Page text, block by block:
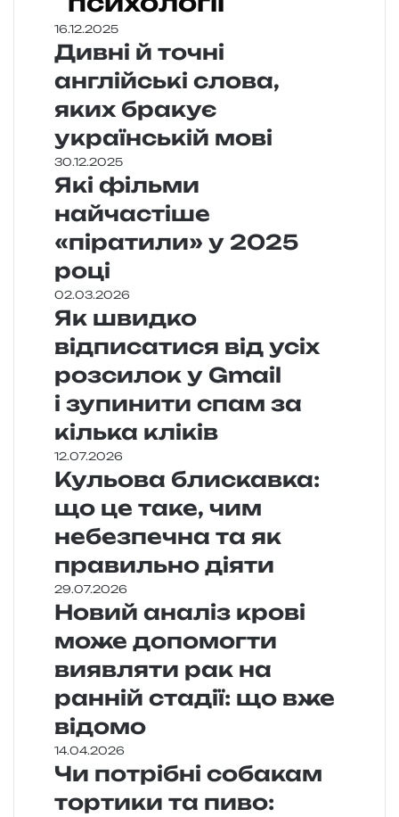
16.12.2025
Дивні й точні
англійські слова,
яких бракує
українській мові
30.12.2025
Які фільми
найчастіше
«піратили» у 2025
році
02.03.2026
Як швидко
відписатися від усіх
розсилок у Gmail
і зупинити спам за
кілька кліків
12.07.2026
Кульова блискавка:
що це таке, чим
небезпечна та як
правильно діяти
29.07.2026
Новий аналіз крові
може допомогти
виявляти рак на
ранній стадії: що вже
відомо
14.04.2026
Чи потрібні собакам
тортики та пиво: